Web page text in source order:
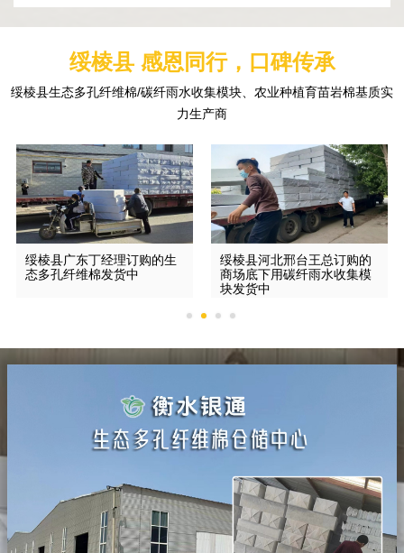
绥棱县 感恩同行，口碑传承
绥棱县生态多孔纤维棉/碳纤雨水收集模块、农业种植育苗岩棉基质实
力生产商
绥棱县广东丁经理订购的生
态多孔纤维棉发货中
绥棱县河北邢台王总订购的
商场底下用碳纤雨水收集模
块发货中